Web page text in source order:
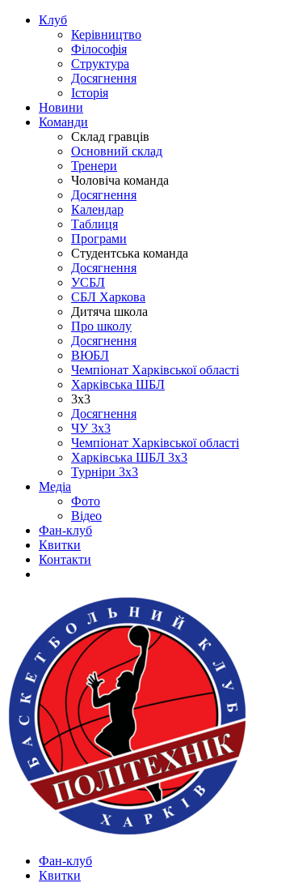
Клуб
Керівництво
Філософія
Структура
Досягнення
Історія
Новини
Команди
Склад гравців
Основний склад
Тренери
Чоловіча команда
Досягнення
Календар
Таблиця
Програми
Студентська команда
Досягнення
УСБЛ
СБЛ Харкова
Дитяча школа
Про школу
Досягнення
ВЮБЛ
Чемпіонат Харківської області
Харківська ШБЛ
3х3
Досягнення
ЧУ 3х3
Чемпіонат Харківської області
Харківська ШБЛ 3х3
Турніри 3х3
Медіа
Фото
Відео
Фан-клуб
Квитки
Контакти
Фан-клуб
Квитки